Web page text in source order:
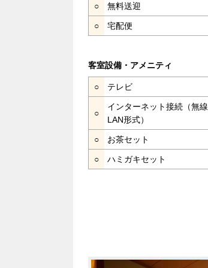
○ 無料送迎
○ 宅配便
客室設備・アメニティ
○ テレビ
○
インターネット接続（無線
LAN形式）
○ お茶セット
○ ハミガキセット